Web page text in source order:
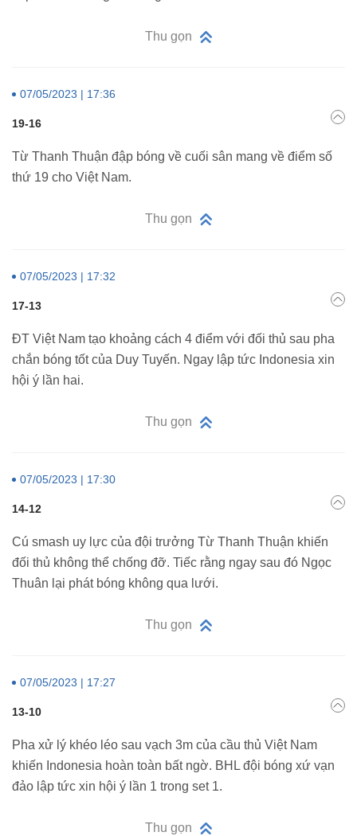
Thu gọn
07/05/2023 | 17:36
19-16
Từ Thanh Thuận đập bóng về cuối sân mang về điểm số
thứ 19 cho Việt Nam.
Thu gọn
07/05/2023 | 17:32
17-13
ĐT Việt Nam tạo khoảng cách 4 điểm với đối thủ sau pha
chắn bóng tốt của Duy Tuyến. Ngay lập tức Indonesia xin
hội ý lần hai.
Thu gọn
07/05/2023 | 17:30
14-12
Cú smash uy lực của đội trưởng Từ Thanh Thuận khiến
đối thủ không thể chống đỡ. Tiếc rằng ngay sau đó Ngọc
Thuân lại phát bóng không qua lưới.
Thu gọn
07/05/2023 | 17:27
13-10
Pha xử lý khéo léo sau vạch 3m của cầu thủ Việt Nam
khiến Indonesia hoàn toàn bất ngờ. BHL đội bóng xứ vạn
đảo lập tức xin hội ý lần 1 trong set 1.
Thu gọn